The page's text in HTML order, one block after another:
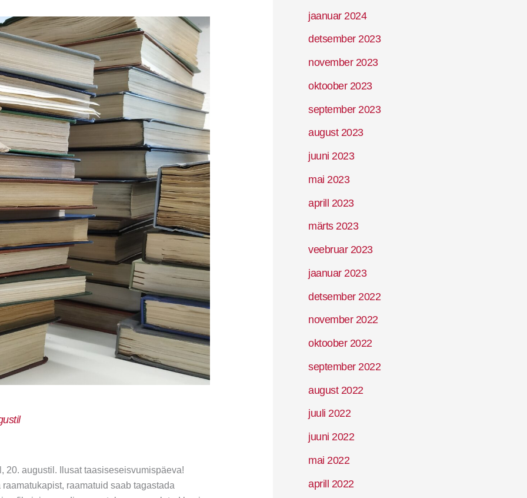
20. augustil. Ilusat taasiseseisvumispäeva!
raamatuid saab tagastada
jaanuar 2024
detsember 2023
november 2023
oktoober 2023
september 2023
august 2023
juuni 2023
mai 2023
aprill 2023
märts 2023
veebruar 2023
jaanuar 2023
detsember 2022
november 2022
oktoober 2022
september 2022
august 2022
juuli 2022
juuni 2022
mai 2022
aprill 2022